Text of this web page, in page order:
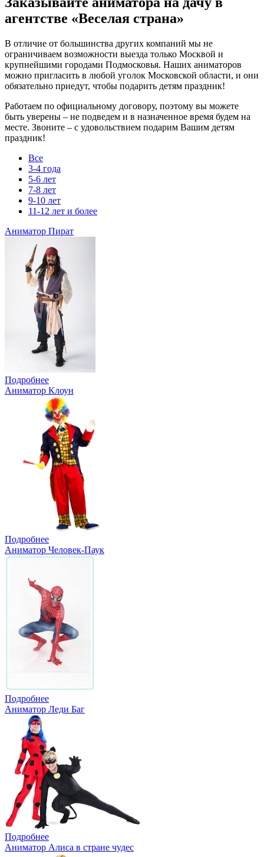
агентстве «Веселая страна»
В отличие от большинства других компаний мы не
ограничиваем возможности выезда только Москвой и
крупнейшими городами Подмосковья. Наших аниматоров
можно пригласить в любой уголок Московской области, и они
обязательно приедут, чтобы подарить детям праздник!
Работаем по официальному договору, поэтому вы можете
быть уверены – не подведем и в назначенное время будем на
месте. Звоните – с удовольствием подарим Вашим детям
праздник!
Все
3-4 года
5-6 лет
7-8 лет
9-10 лет
11-12 лет и более
Аниматор Пират
Подробнее
Аниматор Клоун
Подробнее
Аниматор Человек-Паук
Подробнее
Аниматор Леди Баг
Подробнее
Аниматор Алиса в стране чудес